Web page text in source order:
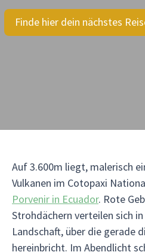
Finde hier dein nächstes
Auf 3.600m liegt, malerisch
Vulkanen im Cotopaxi
Porvenir in Ecuador. Rote
Strohdächern verteilen sich
Landschaft, über die gerade
hereinbricht. Im Abendlicht